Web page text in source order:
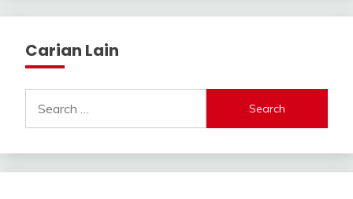
Carian Lain
for: